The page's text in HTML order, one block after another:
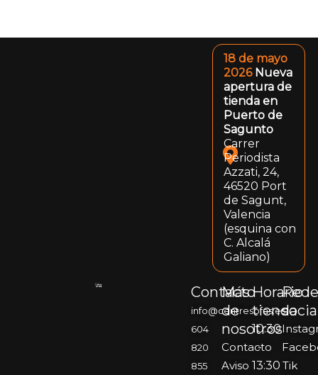
18 de mayo
2026 Nueva
apertura de
tienda en
Puerto de
Sagunto
Carrer
Periodista
Azzati, 24,
46520 Port
de Sagunt,
Valencia
(esquina con
C. Alcalá
Galiano)
Contacto
info@centresofas.es
604
820
855
Más
de
nosotros
Contacto
Aviso
Horario
tienda
10:30
-
13:30 Tik